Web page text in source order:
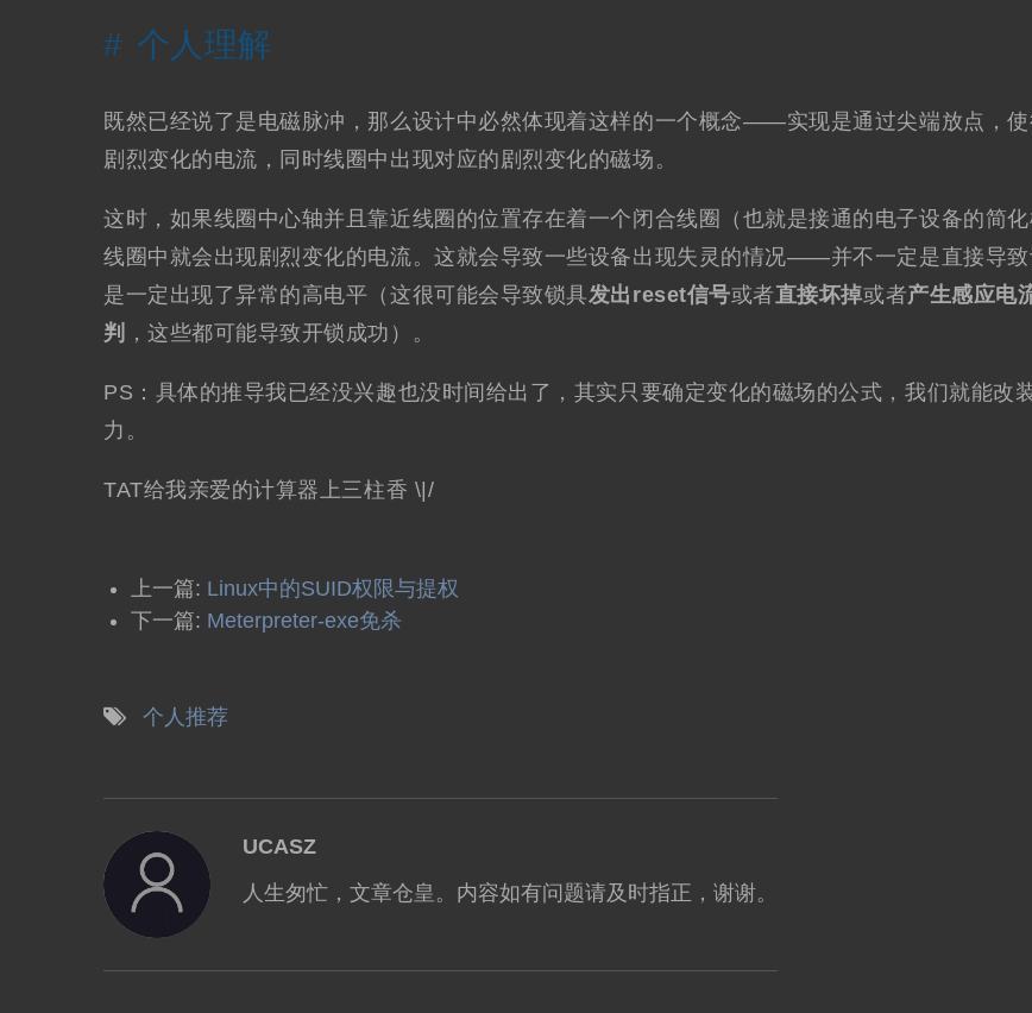
个人理解
既然已经说了是电磁脉冲，那么设计中必然体现着这样的一个概念——实现是通过尖端放点，
剧烈变化的电流，同时线圈中出现对应的剧烈变化的磁场。
这时，如果线圈中心轴并且靠近线圈的位置存在着一个闭合线圈（也就是接通的电子设备的简
线圈中就会出现剧烈变化的电流。这就会导致一些设备出现失灵的情况——并不一定是直接导致
是一定出现了异常的高电平（这很可能会导致锁具发出reset信号或者直接坏掉或者产生感应电
判
，这些都可能导致开锁成功）。
PS：具体的推导我已经没兴趣也没时间给出了，其实只要确定变化的磁场的公式，我们就能改
力。
TAT给我亲爱的计算器上三柱香 \|/
上一篇: Linux中的SUID权限与提权
下一篇: Meterpreter-exe免杀
个人推荐
UCASZ
人生匆忙，文章仓皇。内容如有问题请及时指正，谢谢。